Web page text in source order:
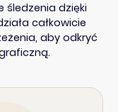
śledzenia dzięki
całkowicie
aby odkryć